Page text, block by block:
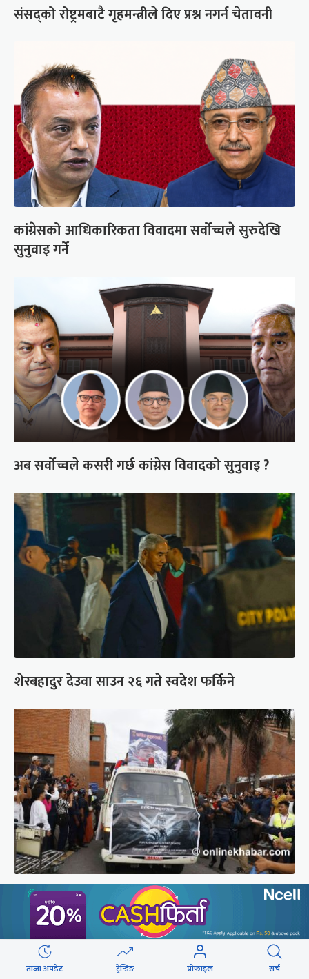
संसद्को रोष्ट्रमबाटै गृहमन्त्रीले दिए प्रश्न नगर्न चेतावनी
कांग्रेसको आधिकारिकता विवादमा सर्वोच्चले सुरुदेखि
सुनुवाइ गर्ने
अब सर्वोच्चले कसरी गर्छ कांग्रेस विवादको सुनुवाइ ?
शेरबहादुर देउवा साउन २६ गते स्वदेश फर्किने
ब्रोड पिकमा ज्यान गुमाएका युक्तको शव काठमाडौं
ल्याइयो (तस्वीरहरू)
ताजा अपडेट ट्रेन्डिङ प्रोफाइल सर्च